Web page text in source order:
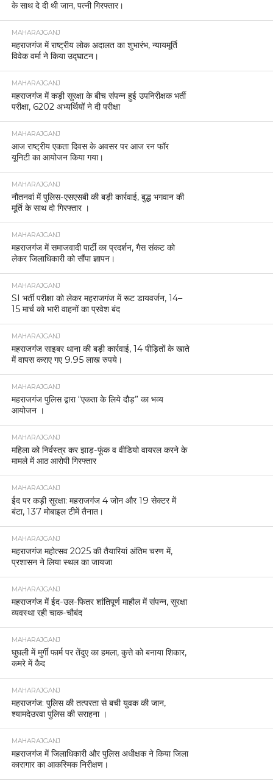
के साथ दे दी थी जान, पत्नी गिरफ्तार।
MAHARAJGANJ
महराजगंज में राष्ट्रीय लोक अदालत का शुभारंभ, न्यायमूर्ति
विवेक वर्मा ने किया उद्घाटन।
MAHARAJGANJ
महराजगंज में कड़ी सुरक्षा के बीच संपन्न हुई उपनिरीक्षक भर्ती
परीक्षा, 6202 अभ्यर्थियों ने दी परीक्षा
MAHARAJGANJ
आज राष्ट्रीय एकता दिवस के अवसर पर आज रन फॉर
यूनिटी का आयोजन किया गया।
MAHARAJGANJ
नौतनवां में पुलिस-एसएसबी की बड़ी कार्रवाई, बुद्ध भगवान की
मूर्ति के साथ दो गिरफ्तार ।
MAHARAJGANJ
महराजगंज में समाजवादी पार्टी का प्रदर्शन, गैस संकट को
लेकर जिलाधिकारी को सौंपा ज्ञापन।
MAHARAJGANJ
SI भर्ती परीक्षा को लेकर महराजगंज में रूट डायवर्जन, 14–
15 मार्च को भारी वाहनों का प्रवेश बंद
MAHARAJGANJ
महराजगंज साइबर थाना की बड़ी कार्रवाई, 14 पीड़ितों के खाते
में वापस कराए गए 9.95 लाख रुपये।
MAHARAJGANJ
महराजगंज पुलिस द्वारा “एकता के लिये दौड़” का भव्य
आयोजन ।
MAHARAJGANJ
महिला को निर्वस्त्र कर झाड़-फूंक व वीडियो वायरल करने के
मामले में आठ आरोपी गिरफ्तार
MAHARAJGANJ
ईद पर कड़ी सुरक्षा: महराजगंज 4 जोन और 19 सेक्टर में
बंटा, 137 मोबाइल टीमें तैनात।
MAHARAJGANJ
महराजगंज महोत्सव 2025 की तैयारियां अंतिम चरण में,
प्रशासन ने लिया स्थल का जायजा
MAHARAJGANJ
महराजगंज में ईद-उल-फितर शांतिपूर्ण माहौल में संपन्न, सुरक्षा
व्यवस्था रही चाक-चौबंद
MAHARAJGANJ
घुघली में मुर्गी फार्म पर तेंदुए का हमला, कुत्ते को बनाया शिकार,
कमरे में कैद
MAHARAJGANJ
महराजगंज: पुलिस की तत्परता से बची युवक की जान,
श्यामदेउरवा पुलिस की सराहना ।
MAHARAJGANJ
महराजगंज में जिलाधिकारी और पुलिस अधीक्षक ने किया जिला
कारागार का आकस्मिक निरीक्षण।